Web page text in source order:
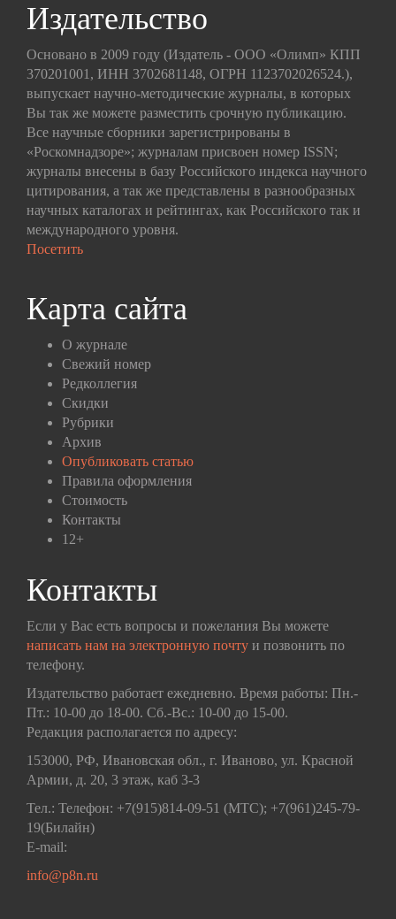
Издательство
Основано в 2009 году (Издатель - ООО «Олимп» КПП
370201001, ИНН 3702681148, ОГРН 1123702026524.),
выпускает научно-методические журналы, в которых
Вы так же можете разместить срочную публикацию.
Все научные сборники зарегистрированы в
«Роскомнадзоре»; журналам присвоен номер ISSN;
журналы внесены в базу Российского индекса научного
цитирования, а так же представлены в разнообразных
научных каталогах и рейтингах, как Российского так и
международного уровня.
Посетить
Карта сайта
О журнале
Свежий номер
Редколлегия
Скидки
Рубрики
Архив
Опубликовать статью
Правила оформления
Стоимость
Контакты
12+
Контакты
Если у Вас есть вопросы и пожелания Вы можете
написать нам на электронную почту и позвонить по
телефону.
Издательство работает ежедневно. Время работы: Пн.-
Пт.: 10-00 до 18-00. Сб.-Вс.: 10-00 до 15-00.
Редакция располагается по адресу:
153000, РФ, Ивановская обл., г. Иваново, ул. Красной
Армии, д. 20, 3 этаж, каб 3-3
Тел.: Телефон: +7(915)814-09-51 (МТС); +7(961)245-79-
19(Билайн)
E-mail:
info@p8n.ru